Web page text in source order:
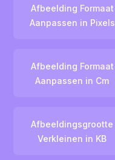
Afbeelding Formaat
Aanpassen in Pixels
Afbeelding Formaat
Aanpassen in Cm
Afbeeldingsgrootte
Verkleinen in KB